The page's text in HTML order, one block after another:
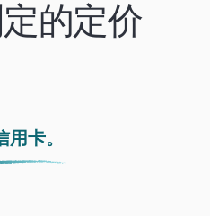
的定价
卡。